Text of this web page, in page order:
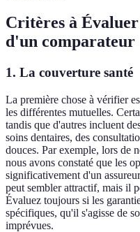
Critères à
d'un comparateur
1. La couverture santé
La première chose à vérifier
les différentes mutuelles.
tandis que d'autres incluent
soins dentaires, des
douces. Par exemple, lors de
nous avons constaté que les
significativement d'un
peut sembler attractif, mais il
Évaluez toujours si les
spécifiques, qu'il s'agisse de
imprévues.